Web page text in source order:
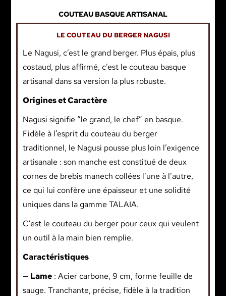
COUTEAU BASQUE ARTISANAL
LE COUTEAU DU BERGER NAGUSI
Le Nagusi, c’est le grand berger. Plus épais, plus
costaud, plus affirmé, c’est le couteau basque
artisanal dans sa version la plus robuste.
Origines et Caractère
Nagusi signifie “le grand, le chef” en basque.
Fidèle à l’esprit du couteau du berger
traditionnel, le Nagusi pousse plus loin l’exigence
artisanale : son manche est constitué de deux
cornes de brebis manech collées l’une à l’autre,
ce qui lui confère une épaisseur et une solidité
uniques dans la gamme TALAIA.
C’est le couteau du berger pour ceux qui veulent
un outil à la main bien remplie.
Caractéristiques
— Lame : Acier carbone, 9 cm, forme feuille de
sauge. Tranchante, précise, fidèle à la tradition